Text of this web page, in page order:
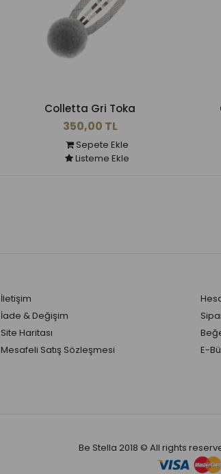
Colletta Gri Toka
350,00 TL
Sepete Ekle
Listeme Ekle
İletişim
İade & Değişim
Site Haritası
Mesafeli Satış Sözleşmesi
E-
Be Stella 2018 © All rights